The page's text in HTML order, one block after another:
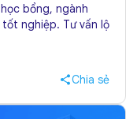
bổng, ngành
tốt nghiệp. Tư vấn lộ
Chia sẻ